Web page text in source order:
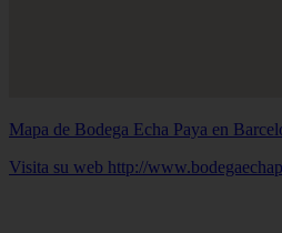
Mapa de Bodega Echa Paya en
Visita su web http://